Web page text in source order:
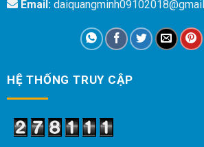
Email:
HỆ THỐNG TRUY CẬP